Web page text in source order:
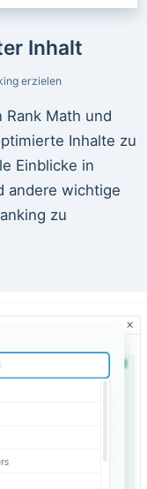
Inhalt
erzielen
Rank Math und
Inhalte zu
Einblicke in
andere wichtige
zu